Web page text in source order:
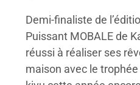
Demi-finaliste de
Puissant MOBALE de
réussi à réaliser ses
maison avec le